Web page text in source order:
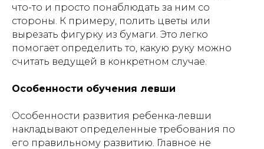
что-то и просто понаблюдать за ним со
стороны. К примеру, полить цветы или
вырезать фигурку из бумаги. Это легко
помогает определить то, какую руку можно
считать ведущей в конкретном случае.
Особенности обучения левши
Особенности развития ребенка-левши
накладывают определенные требования по
его правильному развитию. Главное не